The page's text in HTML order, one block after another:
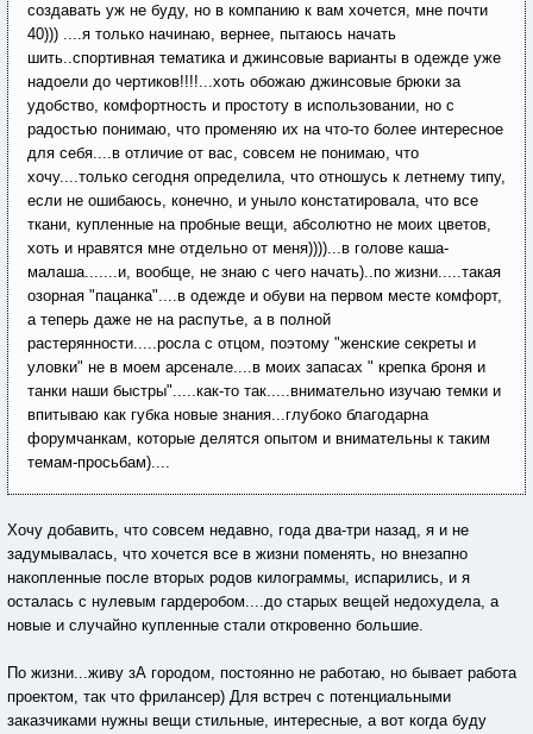
создавать уж не буду, но в компанию к вам хочется, мне почти
40))) ....я только начинаю, вернее, пытаюсь начать
шить..спортивная тематика и джинсовые варианты в одежде уже
надоели до чертиков!!!!...хоть обожаю джинсовые брюки за
удобство, комфортность и простоту в использовании, но с
радостью понимаю, что променяю их на что-то более интересное
для себя....в отличие от вас, совсем не понимаю, что
хочу....только сегодня определила, что отношусь к летнему типу,
если не ошибаюсь, конечно, и уныло констатировала, что все
ткани, купленные на пробные вещи, абсолютно не моих цветов,
хоть и нравятся мне отдельно от меня))))...в голове каша-
малаша.......и, вообще, не знаю с чего начать)..по жизни.....такая
озорная "пацанка"....в одежде и обуви на первом месте комфорт,
а теперь даже не на распутье, а в полной
растерянности.....росла с отцом, поэтому "женские секреты и
уловки" не в моем арсенале....в моих запасах " крепка броня и
танки наши быстры".....как-то так.....внимательно изучаю темки и
впитываю как губка новые знания...глубоко благодарна
форумчанкам, которые делятся опытом и внимательны к таким
темам-просьбам)....
Хочу добавить, что совсем недавно, года два-три назад, я и не
задумывалась, что хочется все в жизни поменять, но внезапно
накопленные после вторых родов килограммы, испарились, и я
осталась с нулевым гардеробом....до старых вещей недохудела, а
новые и случайно купленные стали откровенно большие.
По жизни...живу зА городом, постоянно не работаю, но бывает работа
проектом, так что фрилансер) Для встреч с потенциальными
заказчиками нужны вещи стильные, интересные, а вот когда буду